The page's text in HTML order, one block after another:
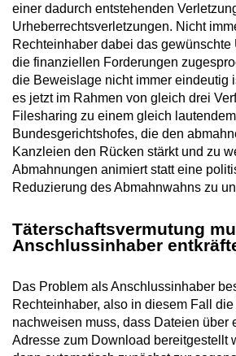
einer dadurch entstehenden
Urheberrechtsverletzungen. Nicht
Rechteinhaber dabei das
die finanziellen Forderungen
die Beweislage nicht immer eindeutig
es jetzt im Rahmen von gleich drei
Filesharing zu einem gleich
Bundesgerichtshofes, die den
Kanzleien den Rücken stärkt und zu
Abmahnungen animiert statt eine
Reduzierung des Abmahnwahns zu
Täterschaftsvermutung
Anschlussinhaber
Das Problem als Anschlussinhaber
Rechteinhaber, also in diesem Fall
nachweisen muss, dass Dateien über
Adresse zum Download bereitgestellt